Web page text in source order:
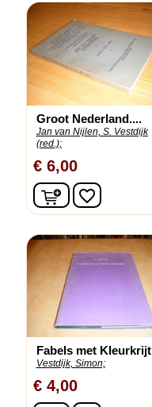
Groot Nederland....
Jan van Nijlen, S. Vestdijk
(red.);
€ 6,00
In winkelwagen
favorite_border
Fabels met Kleurkrijt
Vestdijk, Simon;
€ 4,00